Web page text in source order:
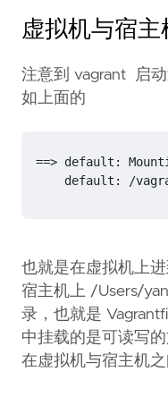
虚拟机与宿
注意到 vagrant 启
如上面的
==
default: /
也就是在虚拟机上
宿主机上 /Users/
录，也就是
中挂载的是可读写
在虚拟机与宿主机之